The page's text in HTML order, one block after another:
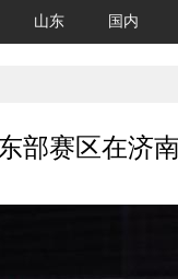
山东 国内
部赛区在济